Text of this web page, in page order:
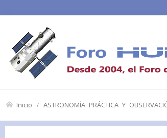
Inicio ASTRONOMÍA PRÁCTICA Y